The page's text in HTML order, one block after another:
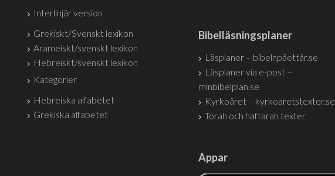
Interlinjär version
Grekiskt/Svenskt lexikon
Arameiskt/svenskt lexikon
Hebreiskt/svenskt lexikon
Kategorier
Hebreiska alfabetet
Grekiska alfabetet
Bibelläsningsplaner
Läsplaner – bibelnpåettår.se
Läsplaner via e-post –
minbibelplan.se
Kyrkoåret – kyrkoaretstexter.se
Torah och haftarah texter
Appar